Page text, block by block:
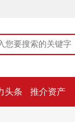
头条 推介资产